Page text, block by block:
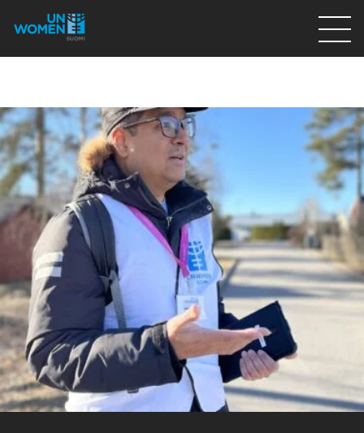
Osallistu
Mitä teemme
Ajankohtaista
Tietoa meistä
På Svenska
Valikon rivi
Lahjoita
Etsi